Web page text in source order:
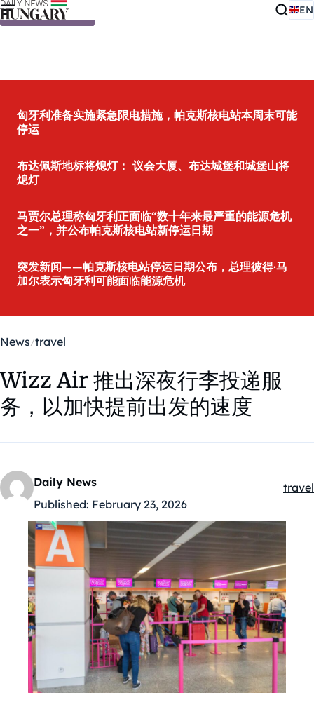
Skip to content EN
匈牙利准备实施紧急限电措施，帕克斯核电站本周末可能
停运
布达佩斯地标将熄灯： 议会大厦、布达城堡和城堡山将
熄灯
马贾尔总理称匈牙利正面临“数十年来最严重的能源危机
之一”，并公布帕克斯核电站新停运日期
突发新闻——帕克斯核电站停运日期公布，总理彼得·马
加尔表示匈牙利可能面临能源危机
News travel
Wizz Air 推出深夜行李投递服
务，以加快提前出发的速度
Daily News
Published: February 23, 2026
travel